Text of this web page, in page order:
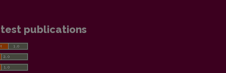
publications